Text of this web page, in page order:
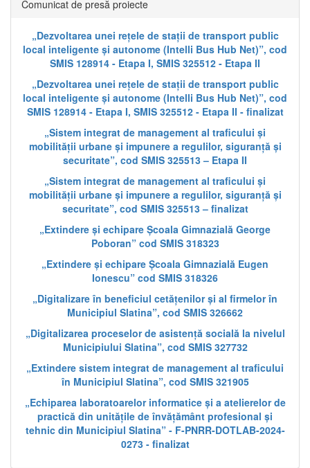
Comunicat de presă proiecte
„Dezvoltarea unei rețele de stații de transport public
local inteligente și autonome (Intelli Bus Hub Net)”, cod
SMIS 128914 - Etapa I, SMIS 325512 - Etapa II
„Dezvoltarea unei rețele de stații de transport public
local inteligente și autonome (Intelli Bus Hub Net)”, cod
SMIS 128914 - Etapa I, SMIS 325512 - Etapa II - finalizat
„Sistem integrat de management al traficului și
mobilității urbane și impunere a regulilor, siguranță și
securitate”, cod SMIS 325513 – Etapa II
„Sistem integrat de management al traficului și
mobilității urbane și impunere a regulilor, siguranță și
securitate”, cod SMIS 325513 – finalizat
„Extindere și echipare Școala Gimnazială George
Poboran” cod SMIS 318323
„Extindere și echipare Școala Gimnazială Eugen
Ionescu” cod SMIS 318326
„Digitalizare în beneficiul cetățenilor și al firmelor în
Municipiul Slatina”, cod SMIS 326662
„Digitalizarea proceselor de asistență socială la nivelul
Municipiului Slatina”, cod SMIS 327732
„Extindere sistem integrat de management al traficului
în Municipiul Slatina”, cod SMIS 321905
„Echiparea laboratoarelor informatice și a atelierelor de
practică din unitățile de învățământ profesional și
tehnic din Municipiul Slatina” - F-PNRR-DOTLAB-2024-
0273 - finalizat